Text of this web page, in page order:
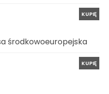
KUPIĘ
środkowoeuropejska
KUPIĘ